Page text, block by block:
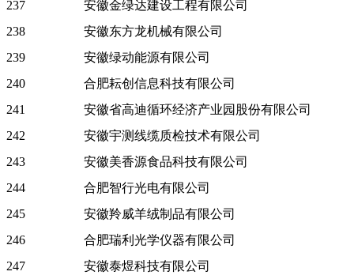
237
安徽金绿达建设工程有限公司
238
安徽东方龙机械有限公司
239
安徽绿动能源有限公司
240
合肥耘创信息科技有限公司
241
安徽省高迪循环经济产业园股份有限公司
242
安徽宇测线缆质检技术有限公司
243
安徽美香源食品科技有限公司
244
合肥智行光电有限公司
245
安徽羚威羊绒制品有限公司
246
合肥瑞利光学仪器有限公司
247
安徽泰煜科技有限公司